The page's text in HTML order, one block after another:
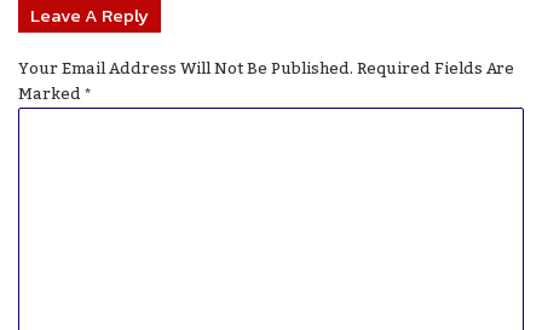
Leave A Reply
Your Email Address Will Not Be Published.Required Fields Are
Marked*
C